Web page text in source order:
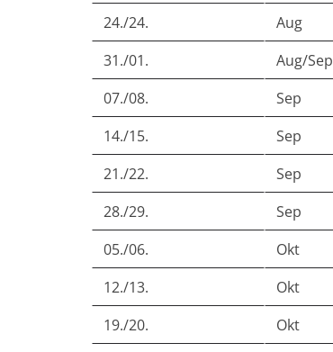
24./24.
Aug
31./01.
Aug/Sep
07./08.
Sep
14./15.
Sep
21./22.
Sep
28./29.
Sep
05./06.
Okt
12./13.
Okt
19./20.
Okt